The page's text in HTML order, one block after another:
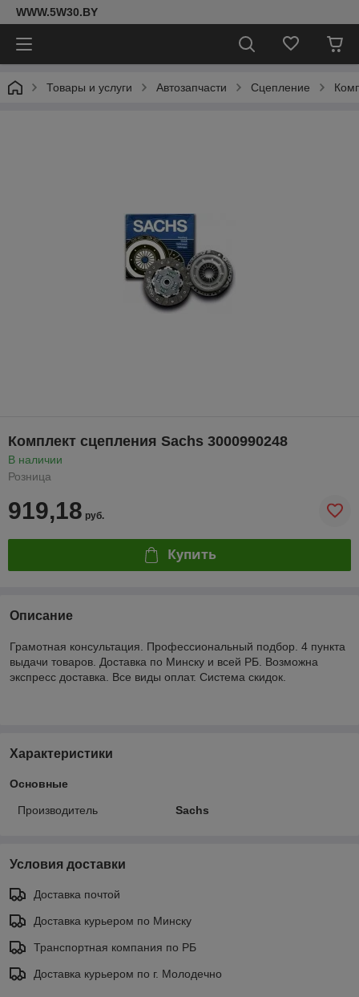
WWW.5W30.BY
Товары и услуги Автозапчасти Сцепление
Комплект сцепления Sachs 3000990248
В наличии
Розница
919,18 руб.
Купить
Описание
Грамотная консультация. Профессиональный подбор. 4 пункта
выдачи товаров. Доставка по Минску и всей РБ. Возможна
экспресс доставка. Все виды оплат. Система скидок.
Характеристики
Основные
Производитель Sachs
Условия доставки
Доставка почтой
Доставка курьером по Минску
Транспортная компания по РБ
Доставка курьером по г. Молодечно